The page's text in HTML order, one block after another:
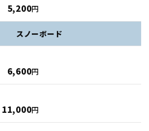
5,200円
スノーボード
6,600円
11,000円